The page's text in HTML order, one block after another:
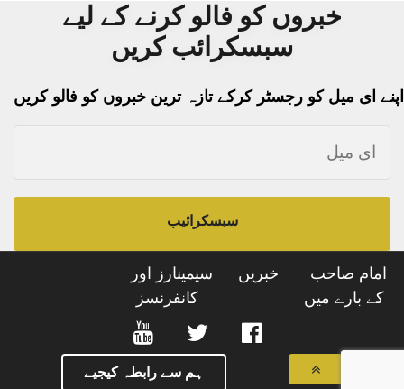
خبروں کو فالو کرنے کے لیے
سبسکرائب کریں
اپنے ای میل کو رجسٹر کرکے تازہ ترین خبروں کو فالو کریں
سبسکرائیب
امام صاحب
کے بارے میں
خبریں
سیمینارز اور
کانفرنسز
ہم سے رابطہ کیجیے